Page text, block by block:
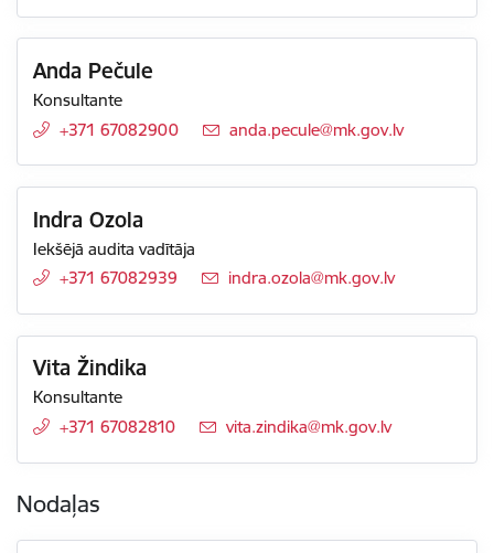
Anda Pečule
Konsultante
+371 67082900
E-pasts:
anda.pecule@mk.gov.lv
Indra Ozola
Iekšējā audita vadītāja
+371 67082939
E-pasts:
indra.ozola@mk.gov.lv
Vita Žindika
Konsultante
+371 67082810
E-pasts:
vita.zindika@mk.gov.lv
Nodaļas